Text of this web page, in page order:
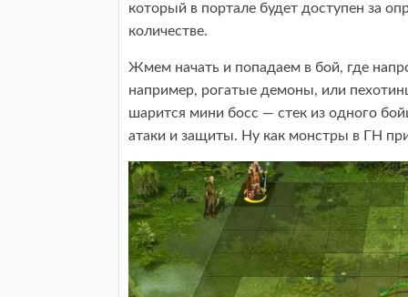
который в портале будет доступен за
количестве.
Жмем начать и попадаем в бой, где
например, рогатые демоны, или
шарится мини босс — стек из одного
атаки и защиты. Ну как монстры в ГН